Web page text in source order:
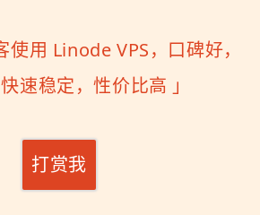
使用 Linode VPS，口碑好，
速稳定，性价比高 」
打赏我